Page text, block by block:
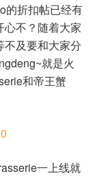
的折扣帖已经有
不？随着大家
及要和大家分
就是火
和帝王蟹
一上线就